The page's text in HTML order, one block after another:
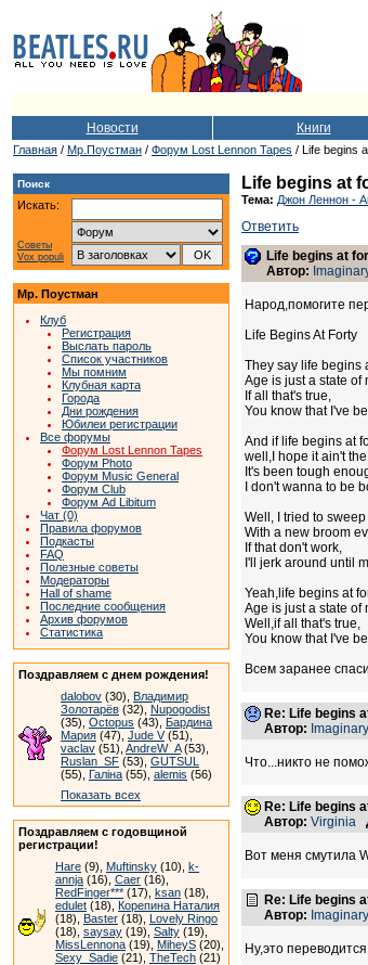
Новости Книги
Главная / Мр.Поустман / Форум Lost Lennon Tapes / Life begins
Поиск
Искать:
Советы
Vox populi
Мр. Поустман
Клуб
Регистрация
Выслать пароль
Список участников
Мы помним
Клубная карта
Города
Дни рождения
Юбилеи регистрации
Все форумы
Форум Lost Lennon Tapes
Форум Photo
Форум Music General
Форум Club
Форум Ad Libitum
Чат (0)
Правила форумов
Подкасты
FAQ
Полезные советы
Модераторы
Hall of shame
Последние сообщения
Архив форумов
Статистика
Поздравляем с днем рождения!
dalobov (30), Владимир
Золотарёв (32), Nupogodist
(35), Octopus (43), Бардина
Мария (47), Jude V(51),
vaclav (51), AndreW_A(53),
Ruslan_SF (53), GUTSUL
(55), Галіна (55), alemis (56)
Показать всех
Поздравляем с годовщиной
регистрации!
Hare (9), Muftinsky (10), k-
annja (16), Caer (16),
RedFinger*** (17), ksan (18),
edulet (18), Корепина Наталия
(18), Baster (18), Lovely Ringo
(18), saysay (19), Salty (19),
MissLennona (19), MiheyS (20),
Sexy_Sadie (21), TheTech (21)
Life begins at
Тема: Джон Леннон -
Ответить
Life begins at
Автор:
Народ,помогите
Life Begins At Forty
They say life begins
Age is just a state of
If all that's true,
You know that I've
And if life begins at
well,I hope it ain't
It's been tough
I don't wanna to be
Well, I tried to
With a new broom
If that don't work,
I'll jerk around until
Yeah,life begins at
Age is just a state of
Well,if all that's true,
You know that I've
Всем заранее
Re: Life begins
Автор:
Что...никто не
Re: Life begins
Автор: Virginia
Вот меня смутила
Re: Life begins
Автор:
Ну,это